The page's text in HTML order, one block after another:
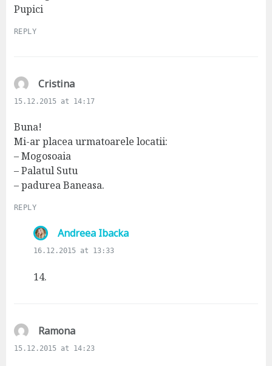
Pupici
REPLY
Cristinas
a
:
15.12.2015 at 14:17
Buna!
Mi-ar placea urmatoarele locatii:
– Mogosoaia
– Palatul Sutu
– padurea Baneasa.
REPLY
Andreea Ibackas
16.12.2015 at 13:33
14.
Ramonas
a
15.12.2015 at 14:23